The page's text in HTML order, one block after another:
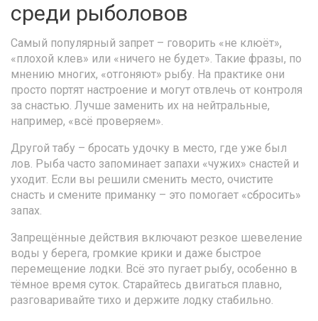
среди рыболовов
Самый популярный запрет – говорить «не клюёт»,
«плохой клев» или «ничего не будет». Такие фразы, по
мнению многих, «отгоняют» рыбу. На практике они
просто портят настроение и могут отвлечь от контроля
за снастью. Лучше заменить их на нейтральные,
например, «всё проверяем».
Другой табу – бросать удочку в место, где уже был
лов. Рыба часто запоминает запахи «чужих» снастей и
уходит. Если вы решили сменить место, очистите
снасть и смените приманку – это помогает «сбросить»
запах.
Запрещённые действия включают резкое шевеление
воды у берега, громкие крики и даже быстрое
перемещение лодки. Всё это пугает рыбу, особенно в
тёмное время суток. Старайтесь двигаться плавно,
разговаривайте тихо и держите лодку стабильно.